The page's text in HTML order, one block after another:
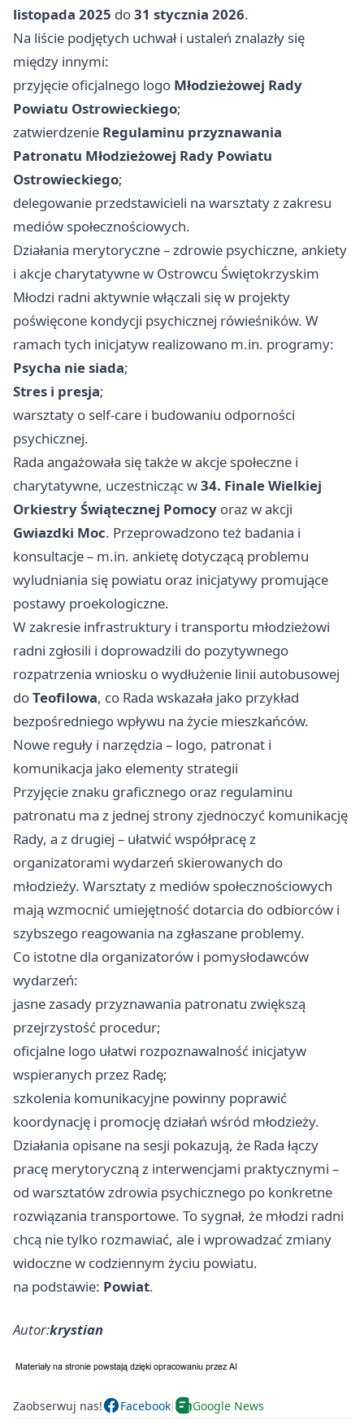
listopada 2025 do31 stycznia 2026.
Na liście podjętych uchwał i ustaleń znalazły się
między innymi:
przyjęcie oficjalnego logo Młodzieżowej Rady
Powiatu Ostrowieckiego;
zatwierdzenie Regulaminu przyznawania
Patronatu Młodzieżowej Rady Powiatu
Ostrowieckiego;
delegowanie przedstawicieli na warsztaty z zakresu
mediów społecznościowych.
Działania merytoryczne – zdrowie psychiczne, ankiety
i akcje charytatywne w Ostrowcu Świętokrzyskim
Młodzi radni aktywnie włączali się w projekty
poświęcone kondycji psychicznej rówieśników. W
ramach tych inicjatyw realizowano m.in. programy:
Psycha nie siada;
Stres i presja;
warsztaty o self-care i budowaniu odporności
psychicznej.
Rada angażowała się także w akcje społeczne i
charytatywne, uczestnicząc w34. Finale Wielkiej
Orkiestry Świątecznej Pomocy oraz w akcji
Gwiazdki Moc. Przeprowadzono też badania i
konsultacje – m.in. ankietę dotyczącą problemu
wyludniania się powiatu oraz inicjatywy promujące
postawy proekologiczne.
W zakresie infrastruktury i transportu młodzieżowi
radni zgłosili i doprowadzili do pozytywnego
rozpatrzenia wniosku o wydłużenie linii autobusowej
doTeofilowa, co Rada wskazała jako przykład
bezpośredniego wpływu na życie mieszkańców.
Nowe reguły i narzędzia – logo, patronat i
komunikacja jako elementy strategii
Przyjęcie znaku graficznego oraz regulaminu
patronatu ma z jednej strony zjednoczyć komunikację
Rady, a z drugiej – ułatwić współpracę z
organizatorami wydarzeń skierowanych do
młodzieży. Warsztaty z mediów społecznościowych
mają wzmocnić umiejętność dotarcia do odbiorców i
szybszego reagowania na zgłaszane problemy.
Co istotne dla organizatorów i pomysłodawców
wydarzeń:
jasne zasady przyznawania patronatu zwiększą
przejrzystość procedur;
oficjalne logo ułatwi rozpoznawalność inicjatyw
wspieranych przez Radę;
szkolenia komunikacyjne powinny poprawić
koordynację i promocję działań wśród młodzieży.
Działania opisane na sesji pokazują, że Rada łączy
pracę merytoryczną z interwencjami praktycznymi –
od warsztatów zdrowia psychicznego po konkretne
rozwiązania transportowe. To sygnał, że młodzi radni
chcą nie tylko rozmawiać, ale i wprowadzać zmiany
widoczne w codziennym życiu powiatu.
na podstawie: Powiat.
Autor:krystian
Zaobserwuj nas! Facebook Google News